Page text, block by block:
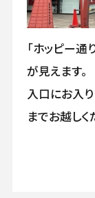
「ホッピー
が見えます。
入口にお入
までお越しく